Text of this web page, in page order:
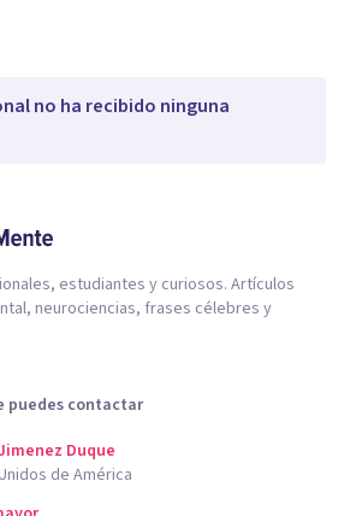
no ha recibido ninguna
estudiantes y curiosos. Artículos
neurociencias, frases célebres y
puedes contactar
Duque
de América